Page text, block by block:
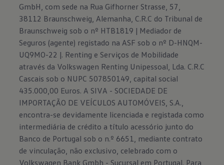
GmbH, com sede na Rua Gifhorner Strasse, 57,
38112 Braunschweig, Alemanha, C.R.C do Tribunal de
Braunschweig sob o nº HTB1819 | Mediador de
Seguros (agente) registado na ASF sob o nº D-HNQM-
UQ9MO-22 |. Renting e Serviços de Mobilidade
através da Volkswagen Renting Unipessoal, Lda. C.R.C
Cascais sob o NUPC 507850149, capital social
435.000,00 Euros. A SIVA - SOCIEDADE DE
IMPORTAÇÃO DE VEÍCULOS AUTOMÓVEIS, S.A.,
encontra-se devidamente licenciada e registada como
intermediária de crédito a título acessório junto do
Banco de Portugal sob o n.º 6651, mediante contrato
de vinculação, não exclusivo, celebrado com o
Volkswagen Bank Gmbh - Sucursal em Portugal. Para